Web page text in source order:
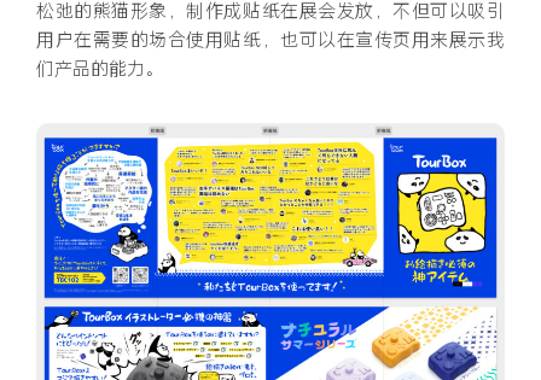
松弛的熊猫形象，制作成贴纸在展会发放，不但可以吸引
用户在需要的场合使用贴纸，也可以在宣传页用来展示我
们产品的能力。